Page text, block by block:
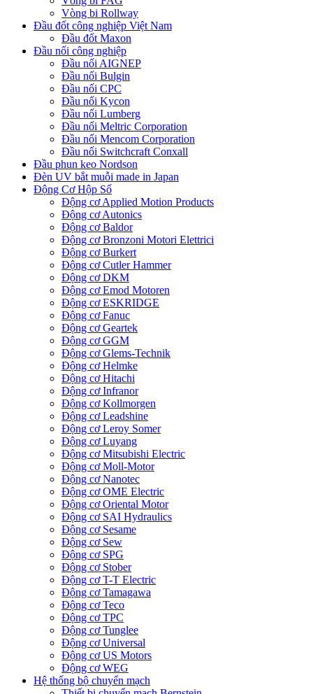
Vòng bi Rollway
Đầu đốt công nghiệp Việt Nam
Đầu đốt Maxon
Đầu nối công nghiệp
Đầu nối AIGNEP
Đầu nối Bulgin
Đầu nối CPC
Đầu nối Kycon
Đầu nối Lumberg
Đầu nối Meltric Corporation
Đầu nối Mencom Corporation
Đầu nối Switchcraft Conxall
Đầu phun keo Nordson
Đèn UV bắt muỗi made in Japan
Động Cơ Hộp Số
Động cơ Applied Motion Products
Động cơ Autonics
Động cơ Baldor
Động cơ Bronzoni Motori Elettrici
Động cơ Burkert
Động cơ Cutler Hammer
Động cơ DKM
Động cơ Emod Motoren
Động cơ ESKRIDGE
Động cơ Fanuc
Động cơ Geartek
Động cơ GGM
Động cơ Glems-Technik
Động cơ Helmke
Động cơ Hitachi
Động cơ Infranor
Động cơ Kollmorgen
Động cơ Leadshine
Động cơ Leroy Somer
Động cơ Luyang
Động cơ Mitsubishi Electric
Động cơ Moll-Motor
Động cơ Nanotec
Động cơ OME Electric
Động cơ Oriental Motor
Động cơ SAI Hydraulics
Động cơ Sesame
Động cơ Sew
Động cơ SPG
Động cơ Stober
Động cơ T-T Electric
Động cơ Tamagawa
Động cơ Teco
Động cơ TPC
Động cơ Tunglee
Động cơ Universal
Động cơ US Motors
Động cơ WEG
Hệ thống bộ chuyển mạch